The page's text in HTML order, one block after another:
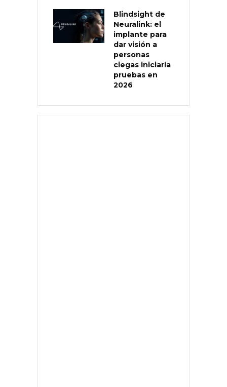
Blindsight de
Neuralink: el
implante para
dar visión a
personas
ciegas iniciaría
pruebas en
2026